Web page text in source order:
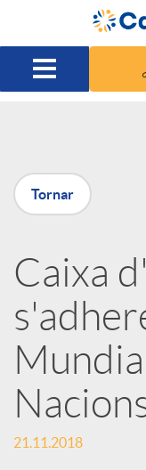
Salta al contingut
P
u
b
l
i
c
Tornar
Caixa
21.11.2018